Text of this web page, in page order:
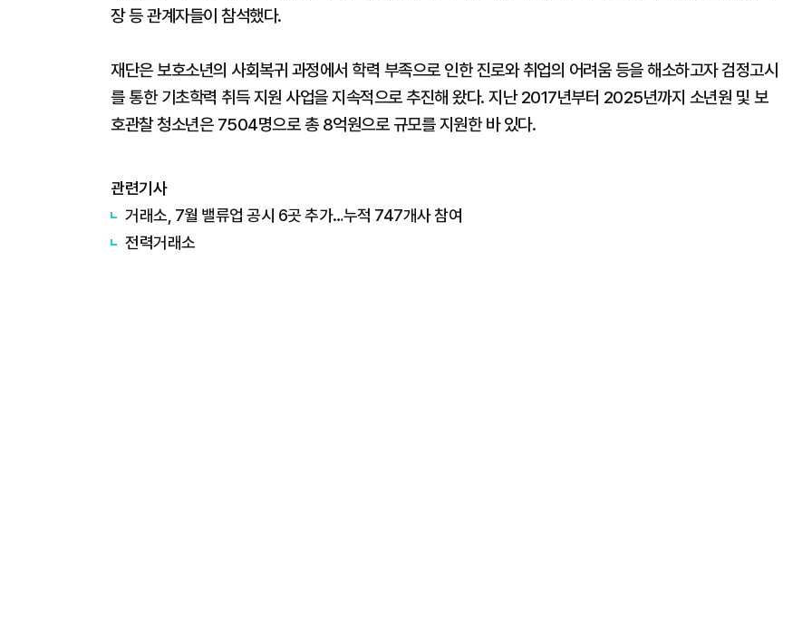
장 등 관계자들이 참석했다.
재단은 보호소년의 사회복귀 과정에서 학력 부족으로 인한 진로와 취업의 어려움 등을 해소하고자 검정고시
를 통한 기초학력 취득 지원 사업을 지속적으로 추진해 왔다. 지난 2017년부터 2025년까지 소년원 및 보
호관찰 청소년은 7504명으로 총 8억원으로 규모를 지원한 바 있다.
관련기사
거래소, 7월 밸류업 공시 6곳 추가…누적 747개사 참여
전력거래소